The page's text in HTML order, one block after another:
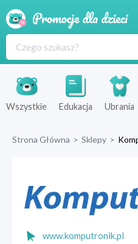
Wszystkie Edukacja Ubrania
Strona Główna > Sklepy >
www.komputronik.pl